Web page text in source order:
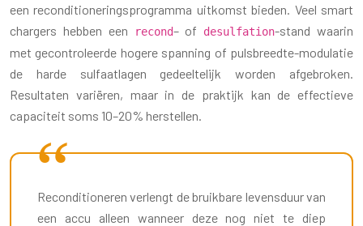
een reconditioneringsprogramma uitkomst bieden. Veel smart
chargers hebben een
recond– of desulfation-stand waarin
met gecontroleerde hogere spanning of pulsbreedte-modulatie
de harde sulfaatlagen gedeeltelijk worden afgebroken.
Resultaten variëren, maar in de praktijk kan de effectieve
capaciteit soms 10–20% herstellen.
Reconditioneren verlengt de bruikbare levensduur van
een accu alleen wanneer deze nog niet te diep